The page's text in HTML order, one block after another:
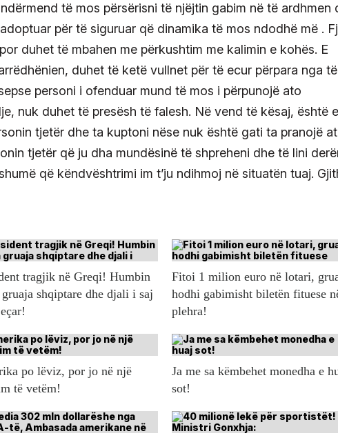
të mos përsërisni të njëjtin gabim në të ardhmen
për të siguruar që dinamika të mos ndodhë më .
duhet të mbahen me përkushtim me kalimin e kohës. E
duhet të ketë vullnet për të ecur përpara nga të
personi i ofenduar mund të mos i përpunojë ato
nuk duhet të presësh të falesh. Në vend të kësaj, është e
tjetër dhe ta kuptoni nëse nuk është gati ta pranojë
tjetër që ju dha mundësinë të shpreheni dhe të lini
që këndvështrimi im t’ju ndihmoj në situatën tuaj.
tragjik në Greqi! Humbin
shqiptare dhe djali i saj
Fitoi 1 milion euro në lotari,
hodhi gabimisht biletën fituese
plehra!
po lëviz, por jo në një
të vetëm!
Ja me sa këmbehet monedha e
sot!